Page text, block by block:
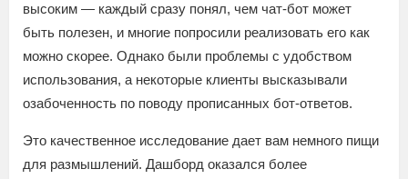
высоким — каждый сразу понял, чем чат-бот может
быть полезен, и многие попросили реализовать его как
можно скорее. Однако были проблемы с удобством
использования, а некоторые клиенты высказывали
озабоченность по поводу прописанных бот-ответов.
Это качественное исследование дает вам немного пищи
для размышлений. Дашборд оказался более